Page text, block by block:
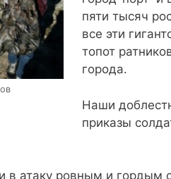
пяти тысяч
все эти
топот
города.
Наши
приказы
в атаку ровным и гордым